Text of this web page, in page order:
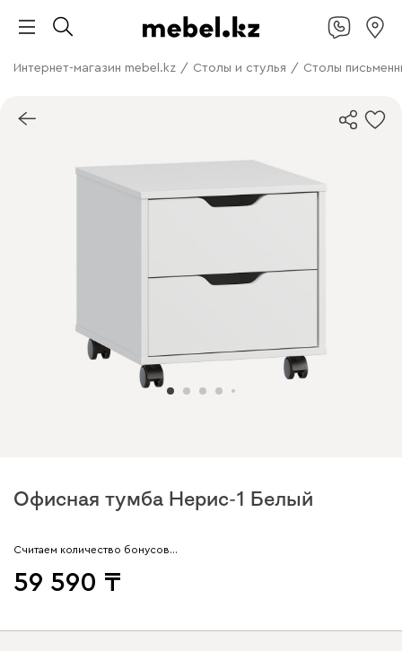
Интернет-магазин mebel.kz / Столы и стулья / Столы
Офисная тумба Нерис-1 Белый
Считаем количество бонусов…
59 590